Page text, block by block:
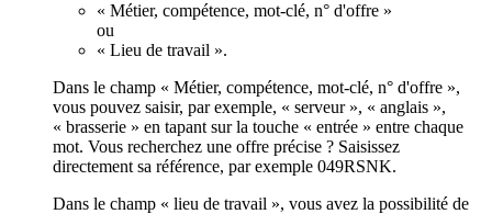
« Métier, compétence, mot-clé, n° d'offre »
ou
« Lieu de travail ».
Dans le champ « Métier, compétence, mot-clé, n° d'offre »,
vous pouvez saisir, par exemple, « serveur », « anglais »,
« brasserie » en tapant sur la touche « entrée » entre chaque
mot. Vous recherchez une offre précise ? Saisissez
directement sa référence, par exemple 049RSNK.
Dans le champ « lieu de travail », vous avez la possibilité de